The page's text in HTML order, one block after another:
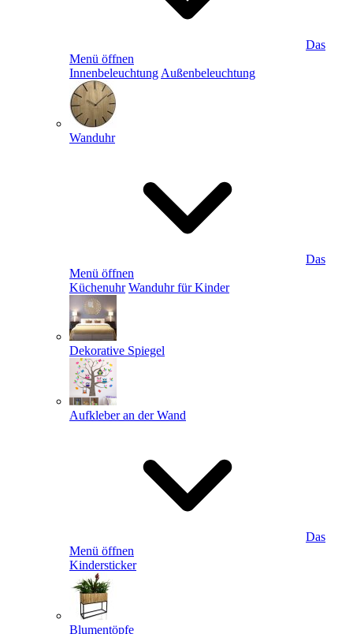
Das
Menü öffnen
Innenbeleuchtung Außenbeleuchtung
Wanduhr
Das
Menü öffnen
Küchenuhr Wanduhr für Kinder
Dekorative Spiegel
Aufkleber an der Wand
Das
Menü öffnen
Kindersticker
Blumentöpfe